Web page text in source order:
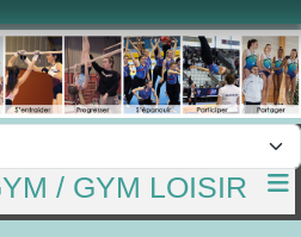
/ GYM LOISIR